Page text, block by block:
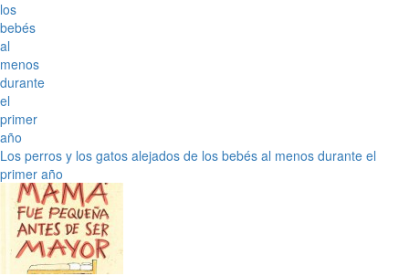
Los perros y los gatos alejados de los bebés al menos durante el
primer año